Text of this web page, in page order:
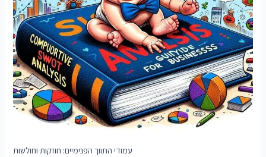
עמודי התווך הפנימיים: חוזקות וחולשות